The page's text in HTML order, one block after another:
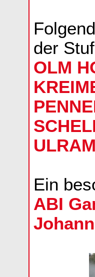
der
OLM
Ein
ABI
Johann